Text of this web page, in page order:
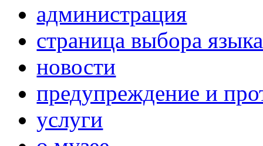
администрация
страница выбора языка
новости
предупреждение и
услуги